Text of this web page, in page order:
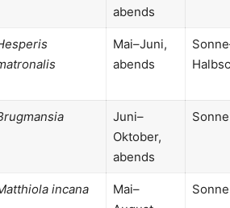
abends
Mai–Juni,
abends
Juni–
Oktober,
abends
incana
Mai–
Sonne